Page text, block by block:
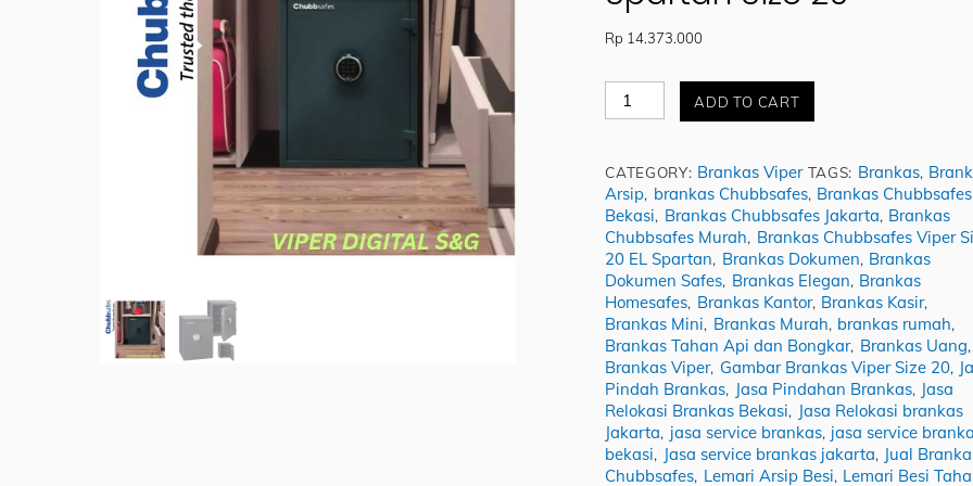
Rp 14.373.000
Jual
Brankas
El
Spartan
Size
20
quantity
ADD TO CART
CATEGORY: Brankas Viper TAGS: Brankas,
Arsip, brankas Chubbsafes, Brankas Chubbsafes
Bekasi, Brankas Chubbsafes Jakarta, Brankas
Chubbsafes Murah, Brankas Chubbsafes Viper
20 EL Spartan, Brankas Dokumen, Brankas
Dokumen Safes, Brankas Elegan, Brankas
Homesafes, Brankas Kantor, Brankas Kasir,
Brankas Mini, Brankas Murah, brankas rumah,
Brankas Tahan Api dan Bongkar, Brankas Uang,
Brankas Viper, Gambar Brankas Viper Size 20,
Pindah Brankas, Jasa Pindahan Brankas, Jasa
Relokasi Brankas Bekasi, Jasa Relokasi brankas
Jakarta, jasa service brankas, jasa service
bekasi, Jasa service brankas jakarta, Jual
Chubbsafes, Lemari Arsip Besi, Lemari Besi